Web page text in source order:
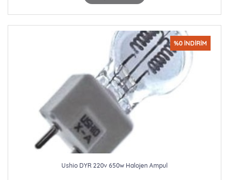
%0 İNDİRİM
Ushio DYR 220v 650w Halojen Ampul